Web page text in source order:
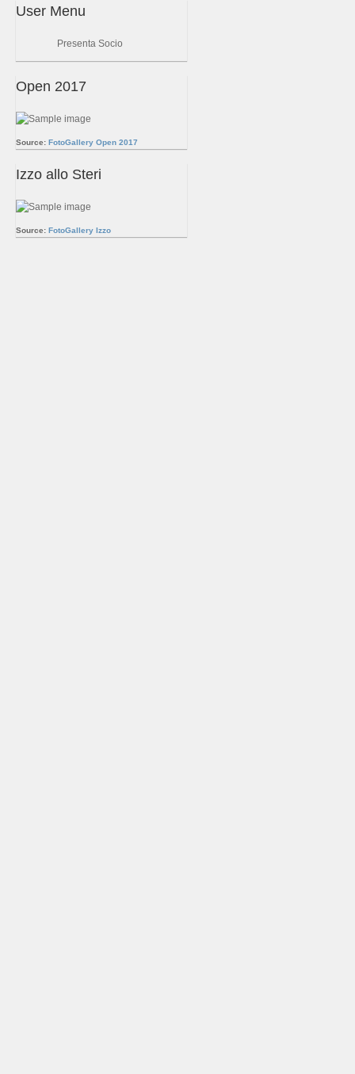
User Menu
Presenta Socio
Open 2017
Source: FotoGallery Open 2017
Izzo allo Steri
Source: FotoGallery Izzo